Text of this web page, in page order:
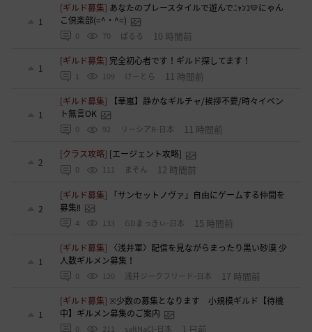
1
[ギルド募集] あなたのプレースタイルで遊んでﾆｬﾝｺ💛にゃん
こ倶楽部(=^・^=)
0 70 ぱるる 10 時間前
1
[ギルド募集] 完全初心者です！ギルド探してます！
1 109 けーとら 11 時間前
1
[ギルド募集]
【華嵐】静かなギルチャ/挨拶不要/時々イベン
ト無言OK
0 92 リーシアR-日本 11 時間前
2
[クラス攻略] [エージェント攻略]
0 111 まそん 12 時間前
2
[ギルド募集]
「サンセットノヴァ」自由にゲームする仲間を
募集‼️
4 133 GDまっきぃ-日本 15 時間前
1
[ギルド募集]
〈浅井軍〉配信を見ながらまったり黒い砂漠 少
人数ギルメン募集！
0 120 浅井ジークフリード-日本 17 時間前
1
[ギルド募集] ※少数の募集となります 小規模ギルド【待機
中】ギルメン募集のご案内
0 211 saltNaCl-日本 1 日前